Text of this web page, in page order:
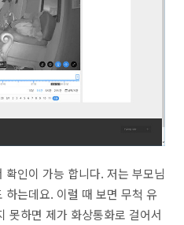
인이 가능 합니다. 저는 부모님
하는데요. 이럴 때 보면 무척 유
못하면 제가 화상통화로 걸어서